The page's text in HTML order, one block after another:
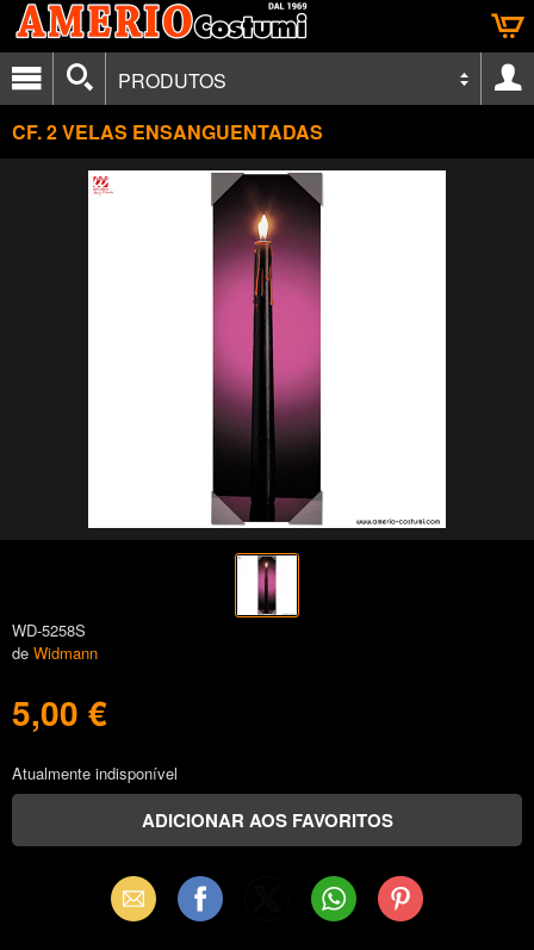
PRODUTOS
CF. 2 VELAS ENSANGUENTADAS
WD-5258S
de Widmann
5,00 €
Atualmente indisponível
Email Facebook WhatsAppPinterest